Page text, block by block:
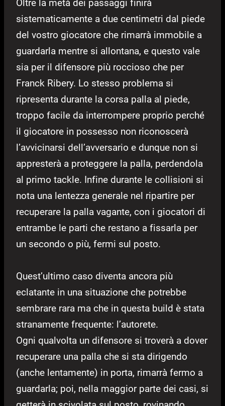
Oltre la metà dei passaggi finirà
sistematicamente a due centimetri dal piede
del vostro giocatore che rimarrà immobile a
guardarla mentre si allontana, e questo vale
sia per il difensore più roccioso che per
Franck Ribery. Lo stesso problema si
ripresenta durante la corsa palla al piede,
troppo facile da interrompere proprio perché
il giocatore in possesso non riconoscerà
l’avvicinarsi dell’avversario e dunque non si
appresterà a proteggere la palla, perdendola
al primo tackle. Infine durante le collisioni si
nota una lentezza generale nel ripartire per
recuperare la palla vagante, con i giocatori di
entrambe le parti che restano a fissarla per
un secondo o più, fermi sul posto.
Quest’ultimo caso diventa ancora più
eclatante in una situazione che potrebbe
sembrare rara ma che in questa build è stata
stranamente frequente: l’autorete.
Ogni qualvolta un difensore si troverà a dover
recuperare una palla che si sta dirigendo
(anche lentamente) in porta, rimarrà fermo a
guardarla; poi, nella maggior parte dei casi, si